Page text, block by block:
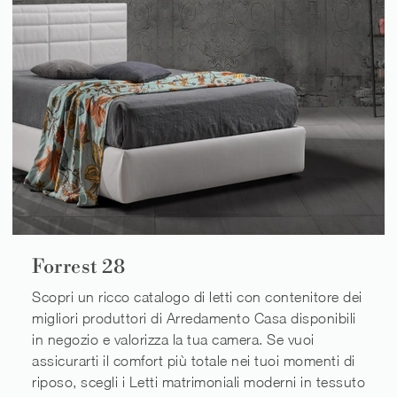
Forrest 28
Scopri un ricco catalogo di letti con contenitore dei
migliori produttori di Arredamento Casa disponibili
in negozio e valorizza la tua camera. Se vuoi
assicurarti il comfort più totale nei tuoi momenti di
riposo, scegli i Letti matrimoniali moderni in tessuto